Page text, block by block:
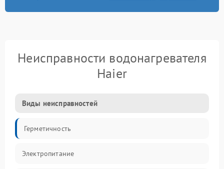
Неисправности водонагревателя
Haier
Виды неисправностей
Герметичность
Электропитание